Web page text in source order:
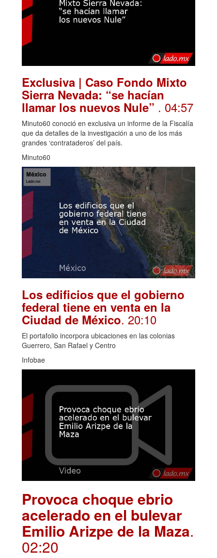
Exclusiva | Caso Fondo Mixto
Sierra Nevada: “se hacían
llamar los nuevos Nule” . 04:57
Minuto60 conoció en exclusiva un informe de la Fiscalía
que da detalles de la investigación a uno de los más
grandes ‘contrataderos’ del país.
Minuto60
Los edificios que el gobierno
federal tiene en venta en la
Ciudad de México. 20:10
El portafolio incorpora ubicaciones en las colonias
Guerrero, San Rafael y Centro
Infobae
Provoca choque ebrio
acelerado en el bulevar
Emilio Arizpe de la Maza.
02:20